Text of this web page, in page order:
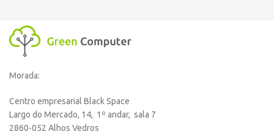
Morada:
Centro empresarial Black Space
Largo do Mercado, 14, 1º andar, sala 7
2860-052 Alhos Vedros